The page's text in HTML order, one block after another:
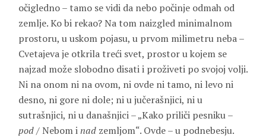
očigledno – tamo se vidi da nebo počinje odmah od
zemlje. Ko bi rekao? Na tom naizgled minimalnom
prostoru, u uskom pojasu, u prvom milimetru neba –
Cvetajeva je otkrila treći svet, prostor u kojem se
najzad može slobodno disati i proživeti po svojoj volji.
Ni na onom ni na ovom, ni ovde ni tamo, ni levo ni
desno, ni gore ni dole; ni u jučerašnjici, ni u
sutrašnjici, ni u današnjici – „Kako priliči pesniku –
pod/ Nebom inad zemljom“. Ovde – u podnebesju.